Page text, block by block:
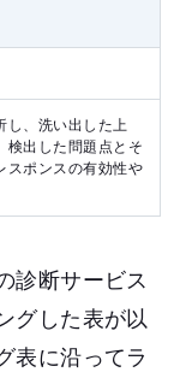
し、洗い出した上
検出した問題点とそ
スポンスの有効性や
診断サービス
グした表が以
表に沿ってラ